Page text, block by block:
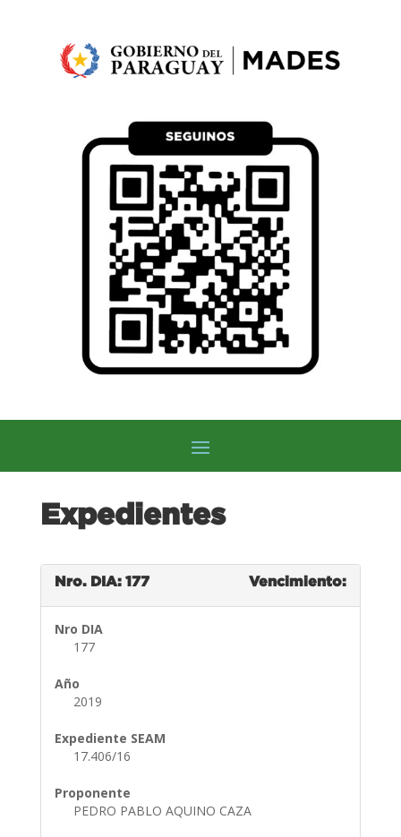
Expedientes
Nro. DIA: 177 Vencimiento:
Nro DIA
177
Año
2019
Expediente SEAM
17.406/16
Proponente
PEDRO PABLO AQUINO CAZA